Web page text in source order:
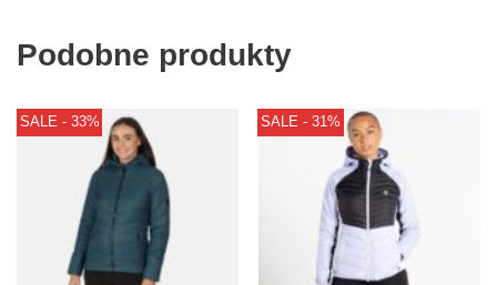
Podobne produkty
SALE - 33% SALE - 31%